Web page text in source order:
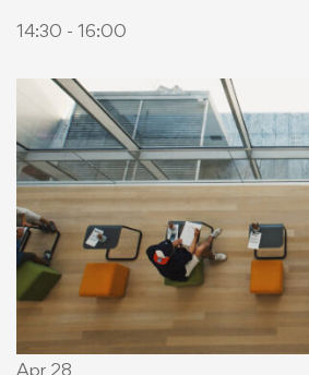
14:30 - 16:00
Apr 28